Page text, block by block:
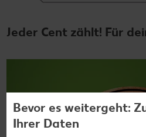
Jeder Cent zählt! Für
Bevor es weitergeht:
Ihrer Daten